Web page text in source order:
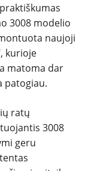
3008 modelio
naujoji
kurioje
matoma dar
patogiau.
ratų
3008
geru